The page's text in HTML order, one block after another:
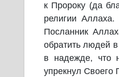
к Пророку (да
религии
Посланник
обратить людей
в надежде, что
упрекнул Своего